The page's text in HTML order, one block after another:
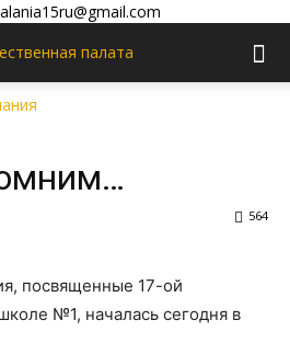
564
посвященные 17-ой
№1, началась сегодня в